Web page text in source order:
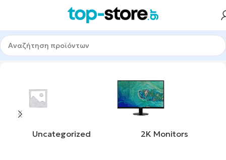
Αρχική σελίδα Προϊόν upc 45293724
Uncategorized 2K Monitors